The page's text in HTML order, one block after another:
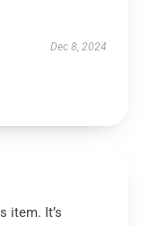
Dec 8, 2024
item. It’s